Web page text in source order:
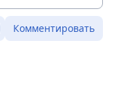
Комментировать